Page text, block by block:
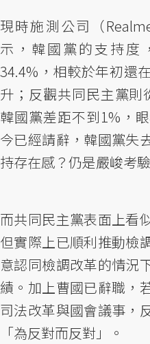
現時施測公司（
示，韓國黨的支持度
34.4%，相較於年初還
升；反觀共同民主黨則
韓國黨差距不到1%，
今已經請辭，韓國黨失
持存在感？仍是嚴峻考驗
而共同民主黨表面上看
但實際上已順利推動檢
意認同檢調改革的情況
績。加上曹國已辭職，
司法改革與國會議事，
「為反對而反對」。